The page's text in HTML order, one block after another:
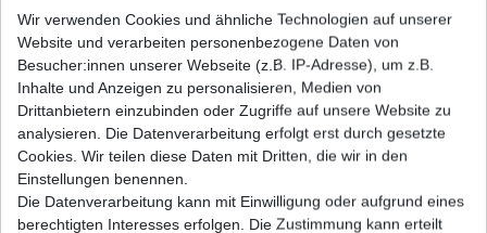
Filter
Blinkrelais Suzuki GSX-R 600 AD B2 BG C3 CE
CV 1998 - 2019
Wir verwenden Cookies und ähnliche Technologien auf unserer
Website und verarbeiten personenbezogene Daten von
Besucher:innen unserer Webseite (z.B. IP-Adresse), um z.B.
Inhalte und Anzeigen zu personalisieren, Medien von
Drittanbietern einzubinden oder Zugriffe auf unsere Website zu
analysieren. Die Datenverarbeitung erfolgt erst durch gesetzte
Cookies. Wir teilen diese Daten mit Dritten, die wir in den
Einstellungen benennen.
Die Datenverarbeitung kann mit Einwilligung oder aufgrund eines
berechtigten Interesses erfolgen. Die Zustimmung kann erteilt